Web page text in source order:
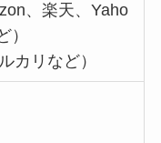
、楽天、Yaho
）
カリなど）